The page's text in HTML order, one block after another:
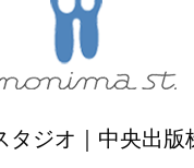
タジオ｜中央出版